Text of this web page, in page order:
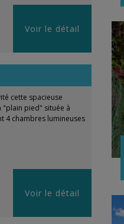
Voir le détail
cette spacieuse
"plain pied" située à
4 chambres lumineuses
Voir le détail